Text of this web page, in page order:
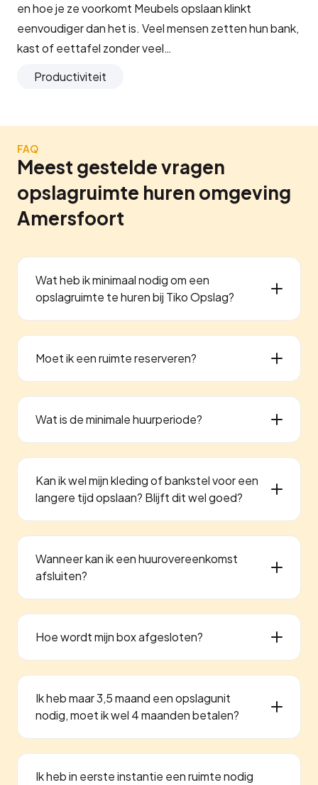
en hoe je ze voorkomt Meubels opslaan klinkt
eenvoudiger dan het is. Veel mensen zetten hun bank,
kast of eettafel zonder veel…
Productiviteit
FAQ
Meest gestelde vragen
opslagruimte huren omgeving
Amersfoort
Wat heb ik minimaal nodig om een
opslagruimte te huren bij Tiko Opslag?
Moet ik een ruimte reserveren?
Wat is de minimale huurperiode?
Kan ik wel mijn kleding of bankstel voor een
langere tijd opslaan? Blijft dit wel goed?
Wanneer kan ik een huurovereenkomst
afsluiten?
Hoe wordt mijn box afgesloten?
Ik heb maar 3,5 maand een opslagunit
nodig, moet ik wel 4 maanden betalen?
Ik heb in eerste instantie een ruimte nodig